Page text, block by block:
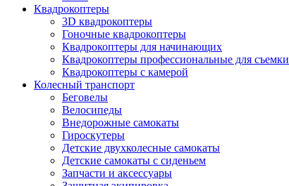
Квадрокоптеры
3D квадрокоптеры
Гоночные квадрокоптеры
Квадрокоптеры для начинающих
Квадрокоптеры профессиональные для съемки
Квадрокоптеры с камерой
Колесный транспорт
Беговелы
Велосипеды
Внедорожные самокаты
Гироскутеры
Детские двухколесные самокаты
Детские самокаты с сиденьем
Запчасти и аксессуары